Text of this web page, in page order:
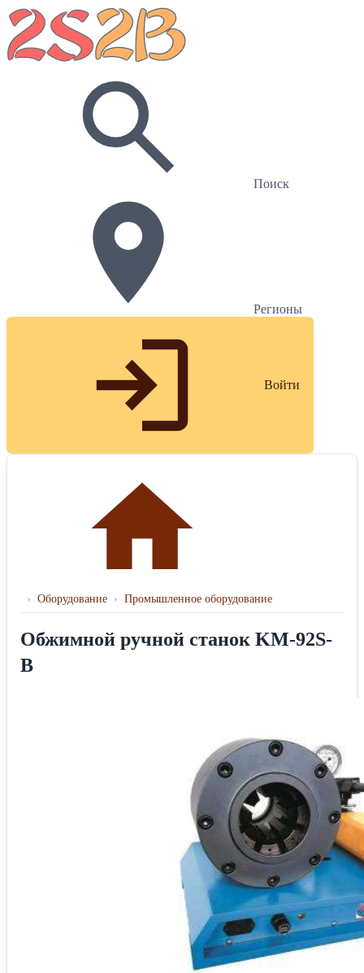
Поиск
Регионы
Войти
› Оборудование › Промышленное оборудование
Обжимной ручной станок KM-92S-
B